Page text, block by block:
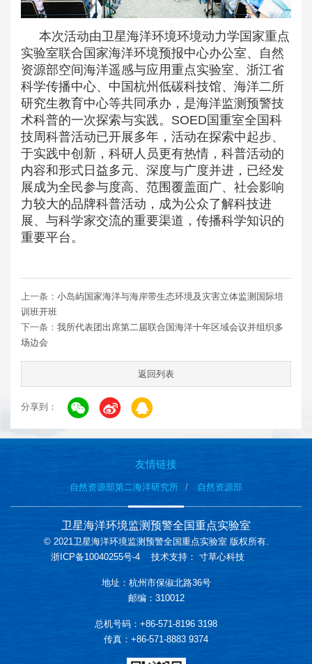
本次活动由卫星海洋环境环境动力学国家重点
实验室联合国家海洋环境预报中心办公室、自然
资源部空间海洋遥感与应用重点实验室、浙江省
科学传播中心、中国杭州低碳科技馆、海洋二所
研究生教育中心等共同承办，是海洋监测预警技
术科普的一次探索与实践。SOED国重室全国科
技周科普活动已开展多年，活动在探索中起步、
于实践中创新，科研人员更有热情，科普活动的
内容和形式日益多元、深度与广度并进，已经发
展成为全民参与度高、范围覆盖面广、社会影响
力较大的品牌科普活动，成为公众了解科技进
展、与科学家交流的重要渠道，传播科学知识的
重要平台。
上一条： 小岛屿国家海洋与海岸带生态环境及灾害立体监测国际培
训班开班
下一条： 我所代表团出席第二届联合国海洋十年区域会议并组织多
场边会
返回列表
分享到：
友情链接
自然资源部第二海洋研究所 自然资源部
卫星海洋环境监测预警全国重点实验室
© 2021卫星海洋环境监测预警全国重点实验室 版权所有.
浙ICP备10040255号-4 技术支持： 寸草心科技
地址：杭州市保俶北路36号
邮编：310012
总机号码：+86-571-8196 3198
传真：+86-571-8883 9374